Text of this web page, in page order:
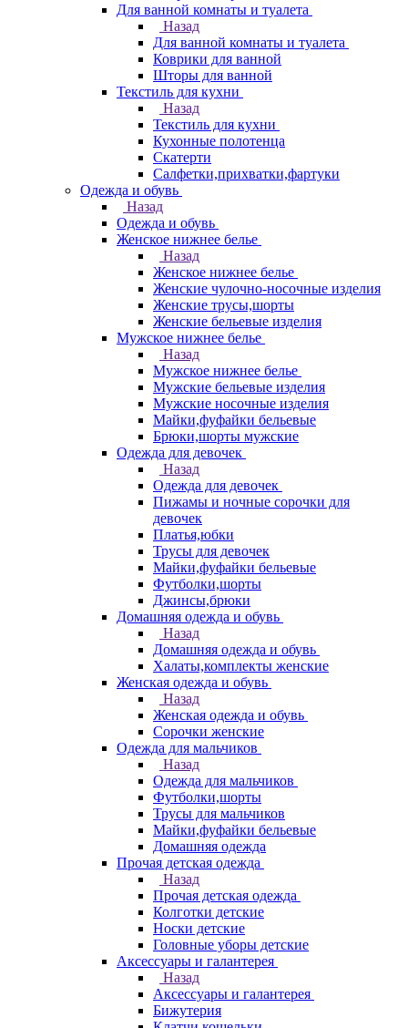
Для ванной комнаты и туалета
Назад
Для ванной комнаты и туалета
Коврики для ванной
Шторы для ванной
Текстиль для кухни
Назад
Текстиль для кухни
Кухонные полотенца
Скатерти
Салфетки,прихватки,фартуки
Одежда и обувь
Назад
Одежда и обувь
Женское нижнее белье
Назад
Женское нижнее белье
Женские чулочно-носочные изделия
Женские трусы,шорты
Женские бельевые изделия
Мужское нижнее белье
Назад
Мужское нижнее белье
Мужские бельевые изделия
Мужские носочные изделия
Майки,фуфайки бельевые
Брюки,шорты мужские
Одежда для девочек
Назад
Одежда для девочек
Пижамы и ночные сорочки для
девочек
Платья,юбки
Трусы для девочек
Майки,фуфайки бельевые
Футболки,шорты
Джинсы,брюки
Домашняя одежда и обувь
Назад
Домашняя одежда и обувь
Халаты,комплекты женские
Женская одежда и обувь
Назад
Женская одежда и обувь
Сорочки женские
Одежда для мальчиков
Назад
Одежда для мальчиков
Футболки,шорты
Трусы для мальчиков
Майки,фуфайки бельевые
Домашняя одежда
Прочая детская одежда
Назад
Прочая детская одежда
Колготки детские
Носки детские
Головные уборы детские
Аксессуары и галантерея
Назад
Аксессуары и галантерея
Бижутерия